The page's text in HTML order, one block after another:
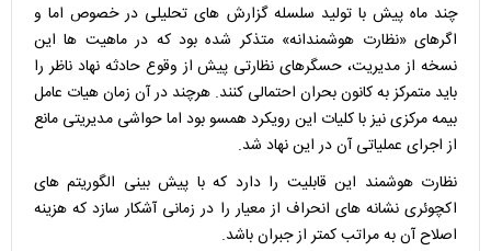
چند ماه پیش با تولید سلسله گزارش های تحلیلی در خصوص اما و
اگرهای «نظارت هوشمندانه» متذکر شده بود که در ماهیت ها این
نسخه از مدیریت، حسگرهای نظارتی پیش از وقوع حادثه نهاد ناظر را
باید متمرکز به کانون بحران احتمالی کنند. هرچند در آن زمان هیات عامل
بیمه مرکزی نیز با کلیات این رویکرد همسو بود اما حواشی مدیریتی مانع
از اجرای عملیاتی آن در این نهاد شد.
نظارت هوشمند این قابلیت را دارد که با پیش بینی الگوریتم های
اکچوئری نشانه های انحراف از معیار را در زمانی آشکار سازد که هزینه
اصلاح آن به مراتب کمتر از جبران باشد.